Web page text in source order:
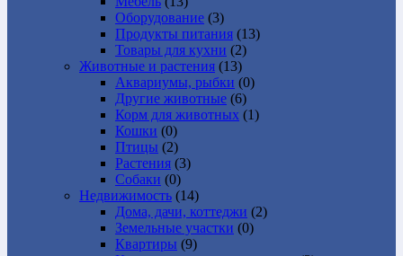
Оборудование (3)
Продукты питания (13)
Товары для кухни (2)
Животные и растения (13)
Аквариумы, рыбки (0)
Другие животные (6)
Корм для животных (1)
Кошки (0)
Птицы (2)
Растения (3)
Собаки (0)
Недвижимость (14)
Дома, дачи, коттеджи (2)
Земельные участки (0)
Квартиры (9)